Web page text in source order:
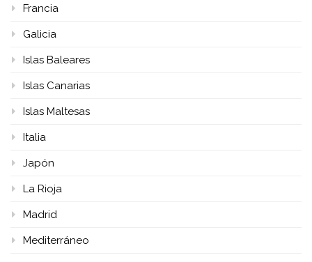
Francia
Galicia
Islas Baleares
Islas Canarias
Islas Maltesas
Italia
Japón
La Rioja
Madrid
Mediterráneo